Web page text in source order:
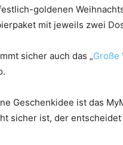
goldenen
mit jeweils zwei
sicher auch das „Große
Geschenkidee ist das
sicher ist, der